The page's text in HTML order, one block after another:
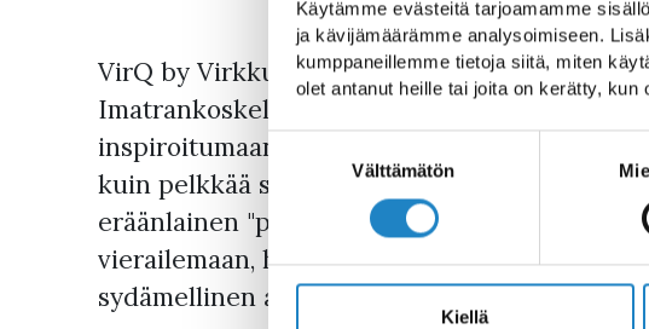
Käytämme evästeitä tarjoamamme
ja kävijämäärämme analysoimiseen.
kumppaneillemme tietoja siitä, miten
olet antanut heille tai joita on kerätty, kun
Suostumuksen
Välttämätön
Kiellä
VirQ by Virkkukoukkunen® on värikäs
Imatrankoskella Koskenpartaalla sekä
inspiroitumaan ja kokemaan - täällä ostoksilla
kuin pelkkää shoppailua. Se on monille
eräänlainen "pyhiinvaelluspaikka", jonne
vierailemaan, hakemaan uutta väriä ja iloa
sydämellinen asiakaspalvelu toivottaa